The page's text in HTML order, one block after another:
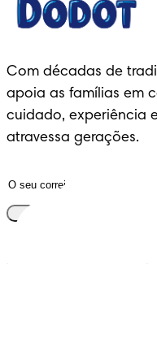
Com décadas de
apoia as famílias em
cuidado, experiência
atravessa gerações.